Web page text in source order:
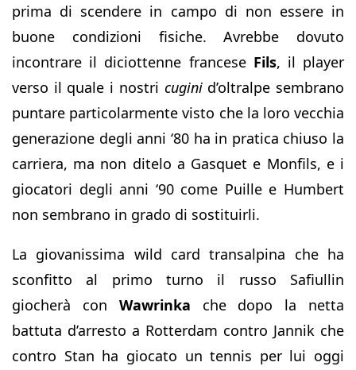
prima di scendere in campo di non essere in
buone condizioni fisiche. Avrebbe dovuto
incontrare il diciottenne francese Fils, il player
verso il quale i nostri cuginid’oltralpe sembrano
puntare particolarmente visto che la loro vecchia
generazione degli anni ‘80 ha in pratica chiuso la
carriera, ma non ditelo a Gasquet e Monfils, e i
giocatori degli anni ‘90 come Puille e Humbert
non sembrano in grado di sostituirli.
La giovanissima wild card transalpina che ha
sconfitto al primo turno il russo Safiullin
giocherà con Wawrinka che dopo la netta
battuta d’arresto a Rotterdam contro Jannik che
contro Stan ha giocato un tennis per lui oggi